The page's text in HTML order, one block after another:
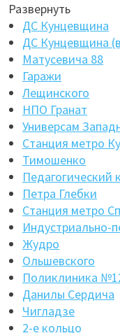
Развернуть
ДС Кунцевщина
ДС Кунцевщина
Матусевича 88
Гаражи
Лещинского
НПО Гранат
Универсам
Станция метро
Тимошенко
Педагогический
Петра Глебки
Станция метро
Индустриально-
Жудро
Ольшевского
Поликлиника
Данилы Сердича
Чигладзе
2-е кольцо